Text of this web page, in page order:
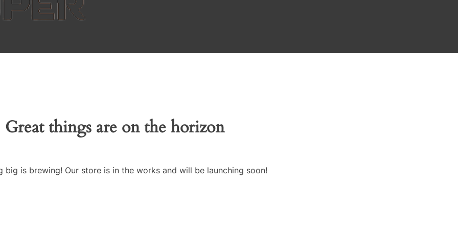
Great things are on the horizon
big is brewing! Our store is in the works and will be launching soon!